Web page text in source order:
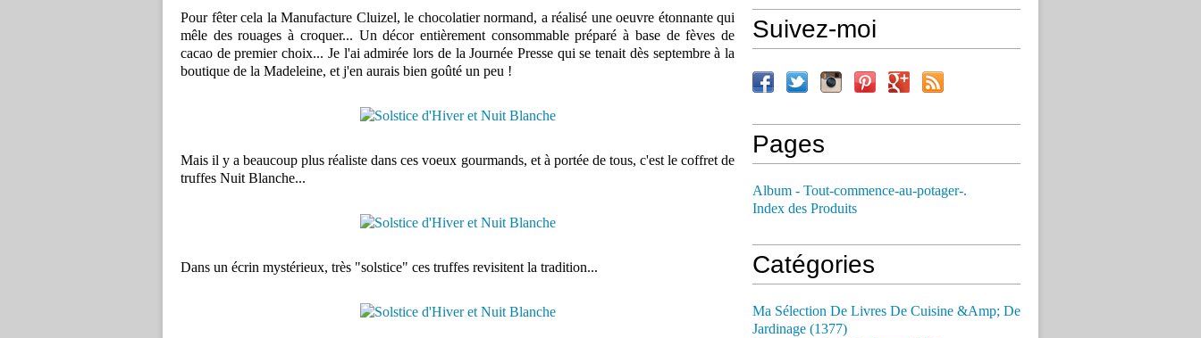
Pour fêter cela la Manufacture Cluizel, le chocolatier normand, a réalisé une oeuvre étonnante qui
mêle des rouages à croquer... Un décor entièrement consommable préparé à base de fèves de
cacao de premier choix... Je l'ai admirée lors de la Journée Presse qui se tenait dès septembre à la
boutique de la Madeleine, et j'en aurais bien goûté un peu !
Mais il y a beaucoup plus réaliste dans ces voeux gourmands, et à portée de tous, c'est le coffret de
truffes Nuit Blanche...
Dans un écrin mystérieux, très "solstice" ces truffes revisitent la tradition...
Suivez-moi
Pages
Album - Tout-commence-au-potager-.
Index des Produits
Catégories
Ma Sélection De Livres De Cuisine &Amp; De
Jardinage (1377)